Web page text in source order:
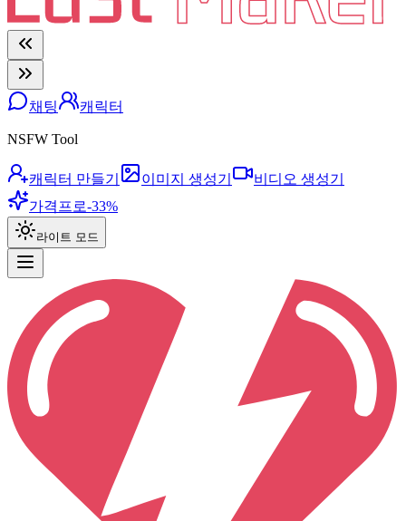
채팅 캐릭터
NSFW Tool
캐릭터 만들기 이미지 생성기
비디오 생성기
가격 프로-33%
라이트 모드